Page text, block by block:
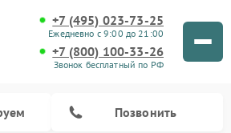
+7 (495) 023-73-25
Ежедневно с 9:00 до 21:00
+7 (800) 100-33-26
Звонок бесплатный по РФ
Позвонить